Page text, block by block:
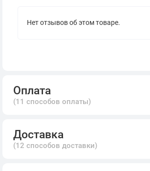
Нет отзывов об этом товаре.
Оплата
(11 способов оплаты)
Доставка
(12 способов доставки)